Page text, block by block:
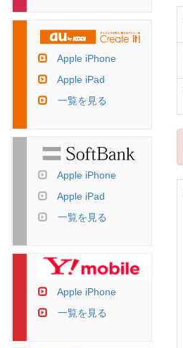
Apple iPhone
Apple iPad
一覧を見る
Apple iPhone
Apple iPad
一覧を見る
Apple iPhone
一覧を見る